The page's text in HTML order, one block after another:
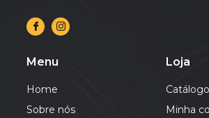
Menu
Home
Sobre nós
Loja
Catálogo
Minha